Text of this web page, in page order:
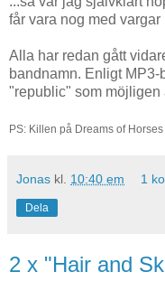
får vara nog med
Alla har redan gått
bandnamn. Enligt MP3-
"republic" som möjligen
PS: Killen på Dreams of Horses
Jonas kl. 10:40 em 1
Dela
2 x "Hair and